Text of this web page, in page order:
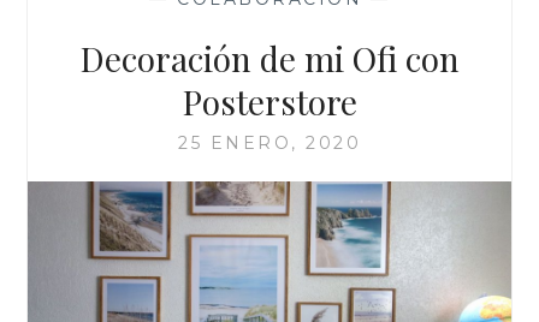
Decoración de mi Ofi con
Posterstore
25 ENERO, 2020